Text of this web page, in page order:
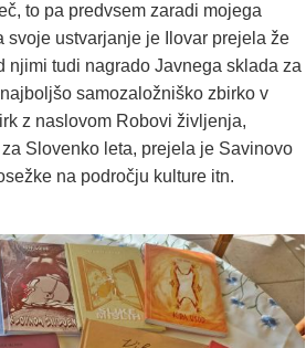
to pa predvsem zaradi mojega
svoje ustvarjanje je Ilovar prejela že
njimi tudi nagrado Javnega sklada za
samozaložniško zbirko v
z naslovom Robovi življenja,
Slovenko leta, prejela je Savinovo
na področju kulture itn.